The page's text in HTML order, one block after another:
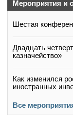
Мероприятия и
Шестая
Двадцать
казначейство»
Как изменился
иностранных
Все